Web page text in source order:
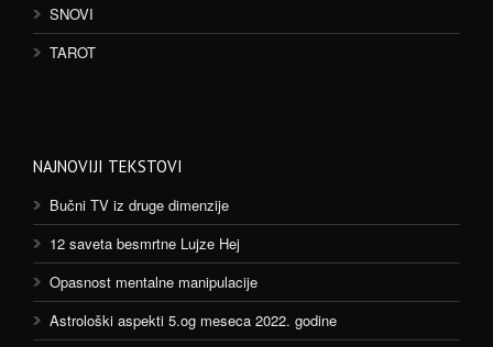
SNOVI
TAROT
NAJNOVIJI TEKSTOVI
Bučni TV iz druge dimenzije
12 saveta besmrtne Lujze Hej
Opasnost mentalne manipulacije
Astrološki aspekti 5.og meseca 2022. godine